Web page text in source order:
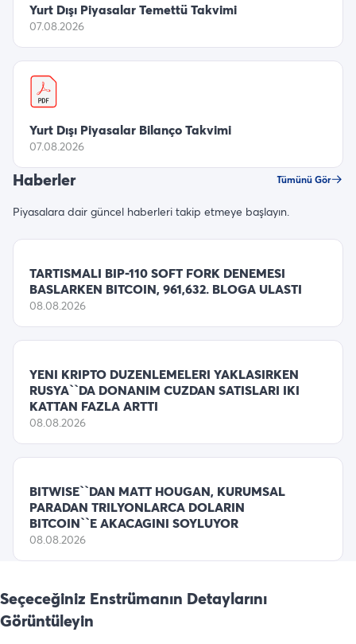
Yurt Dışı Piyasalar Temettü Takvimi
07.08.2026
Yurt Dışı Piyasalar Bilanço Takvimi
07.08.2026
Haberler Tümünü Gör
Piyasalara dair güncel haberleri takip etmeye başlayın.
TARTISMALI BIP-110 SOFT FORK DENEMESI
BASLARKEN BITCOIN, 961,632. BLOGA ULASTI
08.08.2026
YENI KRIPTO DUZENLEMELERI YAKLASIRKEN
RUSYA``DA DONANIM CUZDAN SATISLARI IKI
KATTAN FAZLA ARTTI
08.08.2026
BITWISE``DAN MATT HOUGAN, KURUMSAL
PARADAN TRILYONLARCA DOLARIN
BITCOIN``E AKACAGINI SOYLUYOR
08.08.2026
Seçeceğiniz Enstrümanın Detaylarını
Görüntüleyin